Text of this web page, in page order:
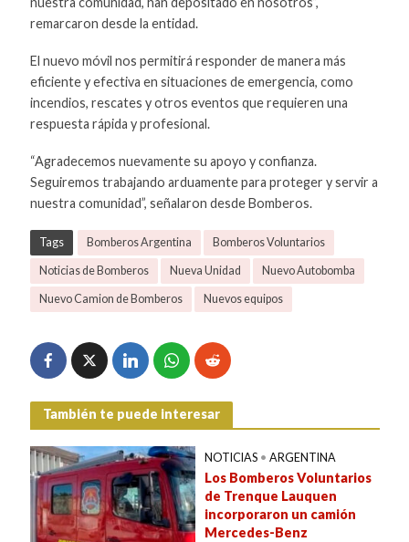
remarcaron desde la entidad.
El nuevo móvil nos permitirá responder de manera más
eficiente y efectiva en situaciones de emergencia, como
incendios, rescates y otros eventos que requieren una
respuesta rápida y profesional.
“Agradecemos nuevamente su apoyo y confianza.
Seguiremos trabajando arduamente para proteger y servir a
nuestra comunidad”, señalaron desde Bomberos.
Tags Bomberos Argentina Bomberos Voluntarios
Noticias de Bomberos Nueva Unidad Nuevo Autobomba
Nuevo Camion de Bomberos Nuevos equipos
También te puede interesar
NOTICIAS • ARGENTINA
Los Bomberos Voluntarios
de Trenque Lauquen
incorporaron un camión
Mercedes-Benz